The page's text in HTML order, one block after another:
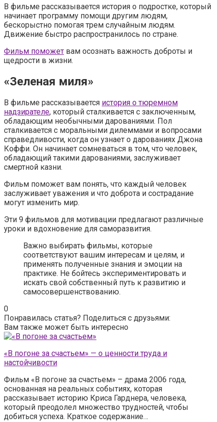
В фильме рассказывается история о подростке, который
начинает программу помощи другим людям,
бескорыстно помогая трем случайным людям.
Движение быстро распространилось по стране.
Фильм поможет вам осознать важность доброты и
щедрости в жизни.
«Зеленая миля»
В фильме рассказывается история о тюремном
надзирателе, который сталкивается с заключенным,
обладающим необычными дарованиями. Пол
сталкивается с моральными дилеммами и вопросами
справедливости, когда он узнает о дарованиях Джона
Коффи. Он начинает сомневаться в том, что человек,
обладающий такими дарованиями, заслуживает
смертной казни.
Фильм поможет вам понять, что каждый человек
заслуживает уважения и что доброта и сострадание
могут изменить мир.
Эти 9 фильмов для мотивации предлагают различные
уроки и вдохновение для саморазвития.
Важно выбирать фильмы, которые
соответствуют вашим интересам и целям, и
применять полученные знания и эмоции на
практике. Не бойтесь экспериментировать и
искать свой собственный путь к развитию и
самосовершенствованию.
0
Понравилась статья? Поделиться с друзьями:
Вам также может быть интересно
«В погоне за счастьем» — о ценности труда и
настойчивости
Фильм «В погоне за счастьем» – драма 2006 года,
основанная на реальных событиях, которая
рассказывает историю Криса Гарднера, человека,
который преодолел множество трудностей, чтобы
добиться успеха. Краткое содержание…